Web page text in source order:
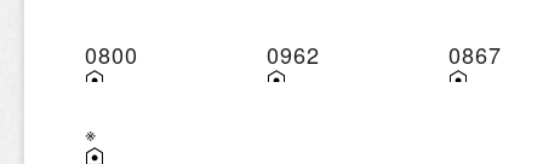
0800 0962 0867
※